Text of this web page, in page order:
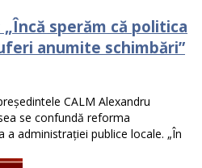
sperăm că politica
anumite schimbări”
CALM Alexandru
se confundă reforma
administrației publice locale. „În